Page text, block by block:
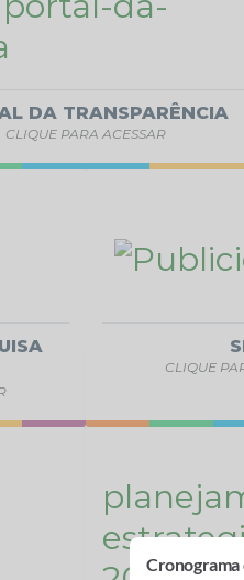
DA TRANSPARÊNCIA
CLIQUE PARA ACESSAR
CLIQUE
Consulta
Cronograma